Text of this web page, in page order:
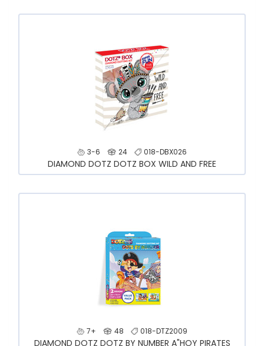
3-6 24 018-DBX026
DIAMOND DOTZ DOTZ BOX WILD AND FREE
7+ 48 018-DTZ2009
DIAMOND DOTZ DOTZ BY NUMBER A"HOY PIRATES